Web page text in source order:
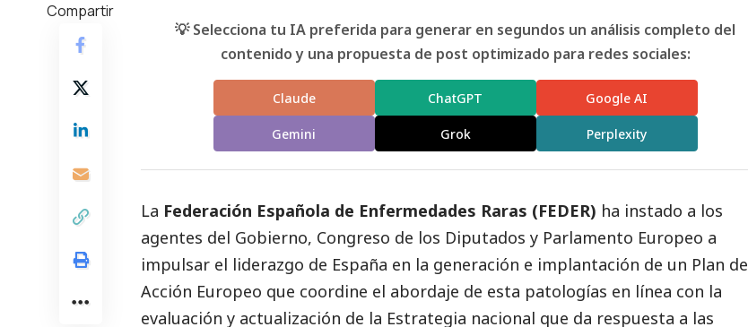
Compartir
💡 Selecciona tu IA preferida para generar en segundos un análisis completo del
contenido y una propuesta de post optimizado para redes sociales:
Claude ChatGPT Google AI
Gemini Grok Perplexity
La Federación Española de Enfermedades Raras (FEDER) ha instado a los
agentes del Gobierno, Congreso de los Diputados y Parlamento Europeo a
impulsar el liderazgo de España en la generación e implantación de un Plan de
Acción Europeo que coordine el abordaje de esta patologías en línea con la
evaluación y actualización de la Estrategia nacional que da respuesta a las